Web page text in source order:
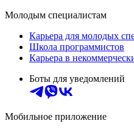
Молодым специалистам
Карьера для молодых
Школа программистов
Карьера в
Боты для уведомлений
Мобильное приложение